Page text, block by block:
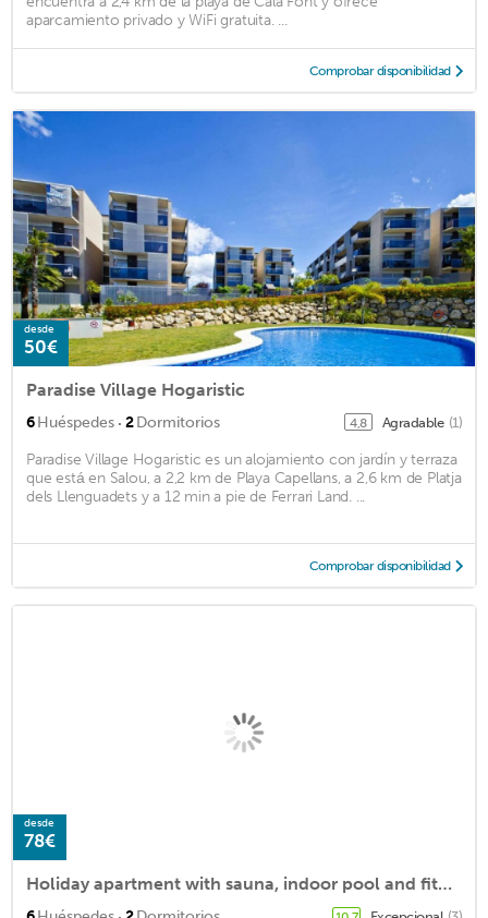
aparcamiento privado y WiFi gratuita. ...
Comprobar disponibilidad
desde
50€
Paradise Village Hogaristic
6Huéspedes · 2Dormitorios 4,8 Agradable (1)
Paradise Village Hogaristic es un alojamiento con jardín y terraza
que está en Salou, a 2,2 km de Playa Capellans, a 2,6 km de Platja
dels Llenguadets y a 12 min a pie de Ferrari Land. ...
Comprobar disponibilidad
desde
78€
Holiday apartment with sauna, indoor pool and fitness